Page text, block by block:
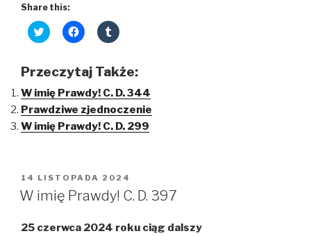
Share this:
C
l
t
s
h
a
r
e
i
t
t
e
O
C
l
t
s
h
a
e
c
e
b
o
(
C
l
t
s
h
a
r
e
m
b
l
r
p
Przeczytaj Także:
W imię Prawdy! C. D. 344
Prawdziwe zjednoczenie
W imię Prawdy! C. D. 299
OPUBLIKOWANE
W
14 LISTOPADA 2024
W imię Prawdy! C. D. 397
25 czerwca 2024 roku ciąg dalszy